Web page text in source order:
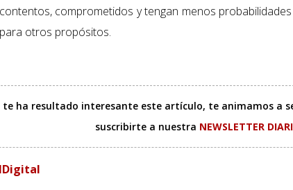
contentos, comprometidos y tengan menos
para otros propósitos.
te ha resultado interesante este artículo, te animamos a
suscribirte a nuestra NEWSLETTER